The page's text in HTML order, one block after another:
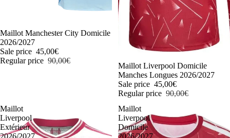
-50%
Maillot Manchester City Domicile
2026/2027
Sale price 45,00€
Regular price 90,00€
-50%
Maillot Liverpool Domicile
Manches Longues 2026/2027
Sale price 45,00€
Regular price 90,00€
Maillot
Liverpool
Extérieur
2026/2027
Maillot
Liverpool
Domicile
2026/2027